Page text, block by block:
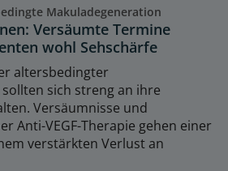
Makuladegeneration
Versäumte Termine
wohl Sehschärfe
altersbedingter
sich streng an ihre
Versäumnisse und
Anti-VEGF-Therapie gehen einer
verstärkten Verlust an